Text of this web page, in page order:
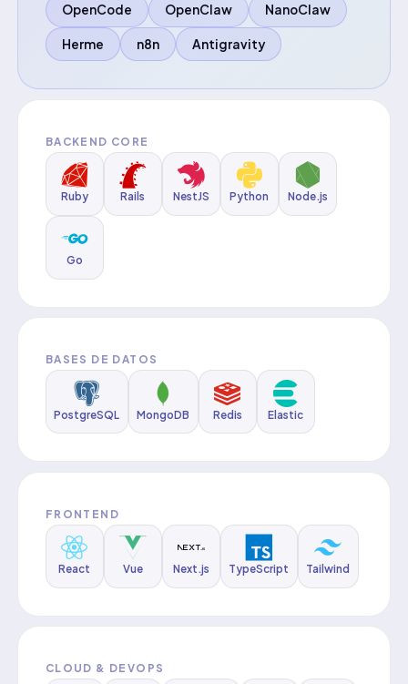
OpenCode OpenClaw NanoClaw
Herme n8n Antigravity
BACKEND CORE
Ruby Rails NestJS Python Node.js
Go
BASES DE DATOS
PostgreSQL MongoDB Redis Elastic
FRONTEND
React Vue Next.js TypeScript Tailwind
CLOUD & DEVOPS